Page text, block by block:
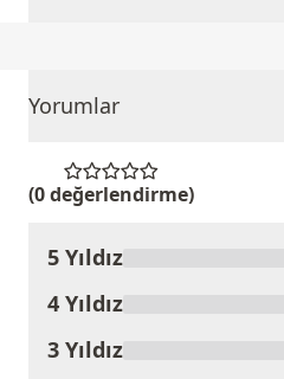
Yorumlar
(0 değerlendirme)
Ürünü Değerlendir
5 Yıldız
4 Yıldız
3 Yıldız